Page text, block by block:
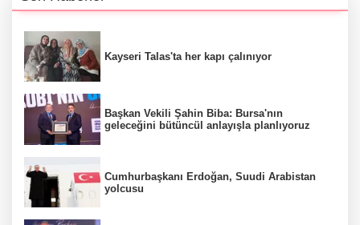
Kayseri Talas'ta her kapı çalınıyor
Başkan Vekili Şahin Biba: Bursa'nın
geleceğini bütüncül anlayışla planlıyoruz
Cumhurbaşkanı Erdoğan, Suudi Arabistan
yolcusu